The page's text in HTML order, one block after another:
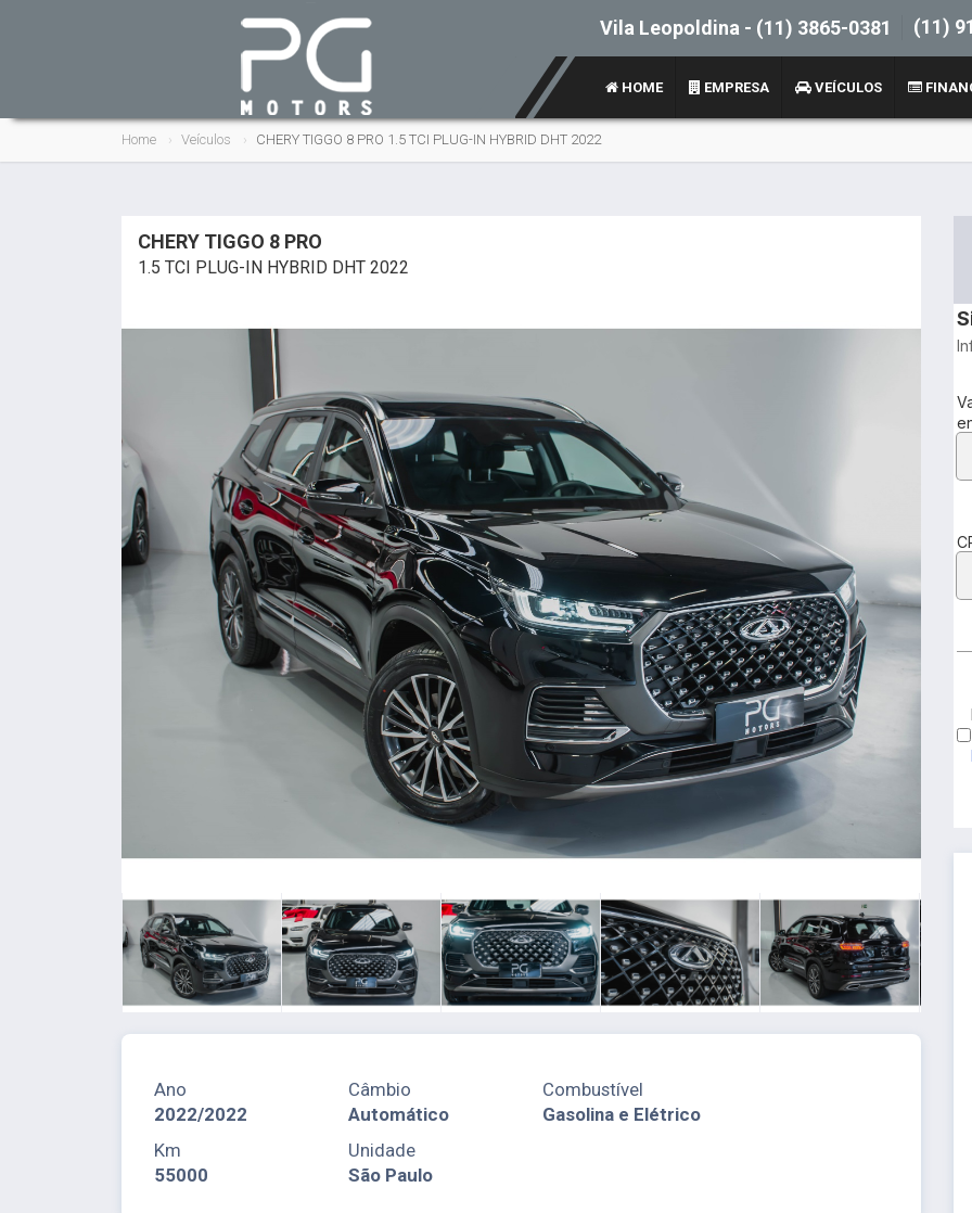
Vila Leopoldina - (11) 3865-0381 (11)
HOME EMPRESA VEÍCULOS
Home Veículos CHERY TIGGO 8 PRO 1.5 TCI PLUG-IN HYBRID DHT 2022
CHERY TIGGO 8 PRO
1.5 TCI PLUG-IN HYBRID DHT 2022
Ano
2022/2022
Câmbio
Automático
Combustível
Gasolina e Elétrico
Km
55000
Unidade
São Paulo